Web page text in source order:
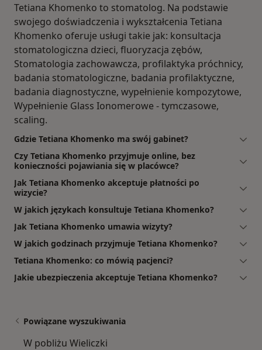
Tetiana Khomenko to stomatolog. Na podstawie
swojego doświadczenia i wykształcenia Tetiana
Khomenko oferuje usługi takie jak: konsultacja
stomatologiczna dzieci, fluoryzacja zębów,
Stomatologia zachowawcza, profilaktyka próchnicy,
badania stomatologiczne, badania profilaktyczne,
badania diagnostyczne, wypełnienie kompozytowe,
Wypełnienie Glass Ionomerowe - tymczasowe,
scaling.
Gdzie Tetiana Khomenko ma swój gabinet?
Czy Tetiana Khomenko przyjmuje online, bez
konieczności pojawiania się w placówce?
Jak Tetiana Khomenko akceptuje płatności po
wizycie?
W jakich językach konsultuje Tetiana Khomenko?
Jak Tetiana Khomenko umawia wizyty?
W jakich godzinach przyjmuje Tetiana Khomenko?
Tetiana Khomenko: co mówią pacjenci?
Jakie ubezpieczenia akceptuje Tetiana Khomenko?
Powiązane wyszukiwania
W pobliżu Wieliczki